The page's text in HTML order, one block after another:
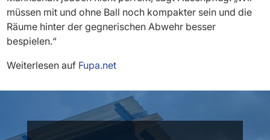
müssen mit und ohne Ball noch kompakter sein und die
Räume hinter der gegnerischen Abwehr besser
bespielen.“
Weiterlesen auf Fupa.net